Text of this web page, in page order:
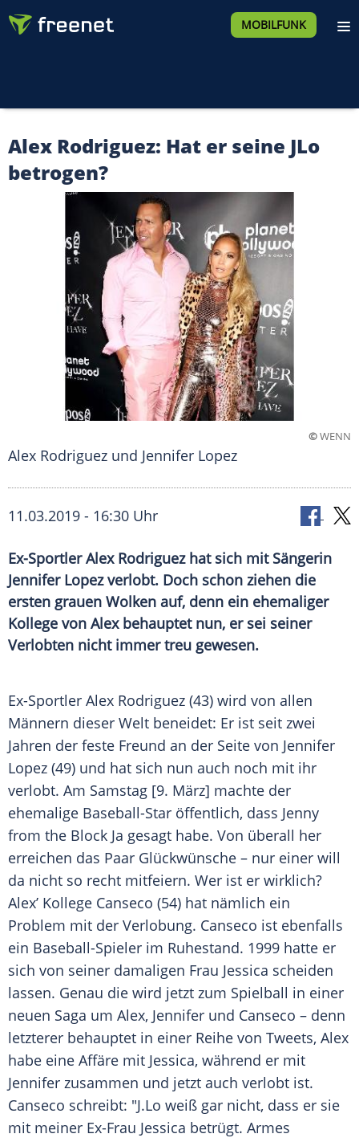
MOBILFUNK
Alex Rodriguez: Hat er seine JLo
betrogen?
©WENN
Alex Rodriguez und Jennifer Lopez
11.03.2019 - 16:30 Uhr
Ex-Sportler Alex Rodriguez hat sich mit Sängerin
Jennifer Lopez verlobt. Doch schon ziehen die
ersten grauen Wolken auf, denn ein ehemaliger
Kollege von Alex behauptet nun, er sei seiner
Verlobten nicht immer treu gewesen.
Ex-Sportler Alex Rodriguez (43) wird von allen
Männern dieser Welt beneidet: Er ist seit zwei
Jahren der feste Freund an der Seite von Jennifer
Lopez (49) und hat sich nun auch noch mit ihr
verlobt. Am Samstag [9. März] machte der
ehemalige Baseball-Star öffentlich, dass Jenny
from the Block Ja gesagt habe. Von überall her
erreichen das Paar Glückwünsche – nur einer will
da nicht so recht mitfeiern. Wer ist er wirklich?
Alex’ Kollege Canseco (54) hat nämlich ein
Problem mit der Verlobung. Canseco ist ebenfalls
ein Baseball-Spieler im Ruhestand. 1999 hatte er
sich von seiner damaligen Frau Jessica scheiden
lassen. Genau die wird jetzt zum Spielball in einer
neuen Saga um Alex, Jennifer und Canseco – denn
letzterer behauptet in einer Reihe von Tweets, Alex
habe eine Affäre mit Jessica, während er mit
Jennifer zusammen und jetzt auch verlobt ist.
Canseco schreibt: "J.Lo weiß gar nicht, dass er sie
mit meiner Ex-Frau Jessica betrügt. Armes